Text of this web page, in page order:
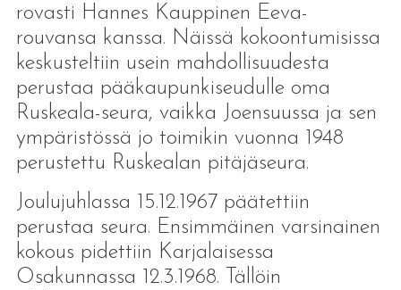
rovasti Hannes Kauppinen Eeva-
rouvansa kanssa. Näissä kokoontumisissa
keskusteltiin usein mahdollisuudesta
perustaa pääkaupunkiseudulle oma
Ruskeala-seura, vaikka Joensuussa ja sen
ympäristössä jo toimikin vuonna 1948
perustettu Ruskealan pitäjäseura.
Joulujuhlassa 15.12.1967 päätettiin
perustaa seura. Ensimmäinen varsinainen
kokous pidettiin Karjalaisessa
Osakunnassa 12.3.1968. Tällöin